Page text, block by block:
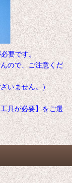
要です。
ので、ご注意くだ
いません。）
具が必要】をご選